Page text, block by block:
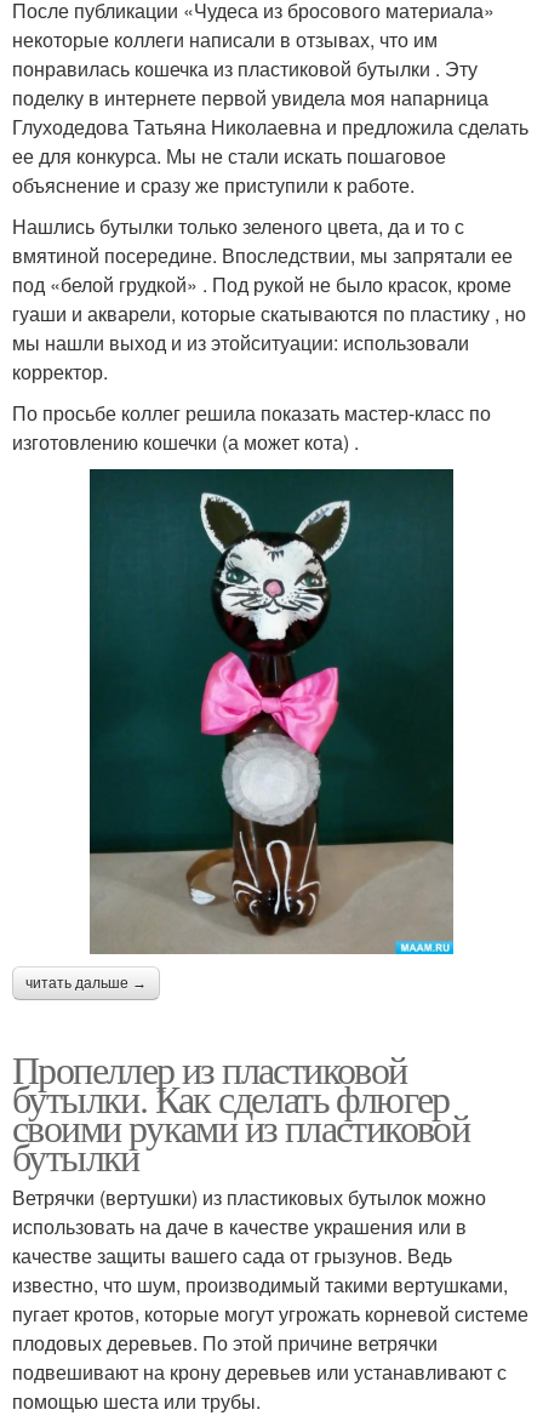
После публикации «Чудеса из бросового материала»
некоторые коллеги написали в отзывах, что им
понравилась кошечка из пластиковой бутылки . Эту
поделку в интернете первой увидела моя напарница
Глуходедова Татьяна Николаевна и предложила сделать
ее для конкурса. Мы не стали искать пошаговое
объяснение и сразу же приступили к работе.
Нашлись бутылки только зеленого цвета, да и то с
вмятиной посередине. Впоследствии, мы запрятали ее
под «белой грудкой» . Под рукой не было красок, кроме
гуаши и акварели, которые скатываются по пластику , но
мы нашли выход и из этойситуации: использовали
корректор.
По просьбе коллег решила показать мастер-класс по
изготовлению кошечки (а может кота) .
читать дальше →
Пропеллер из пластиковой
бутылки. Как сделать флюгер
своими руками из пластиковой
бутылки
Ветрячки (вертушки) из пластиковых бутылок можно
использовать на даче в качестве украшения или в
качестве защиты вашего сада от грызунов. Ведь
известно, что шум, производимый такими вертушками,
пугает кротов, которые могут угрожать корневой системе
плодовых деревьев. По этой причине ветрячки
подвешивают на крону деревьев или устанавливают с
помощью шеста или трубы.